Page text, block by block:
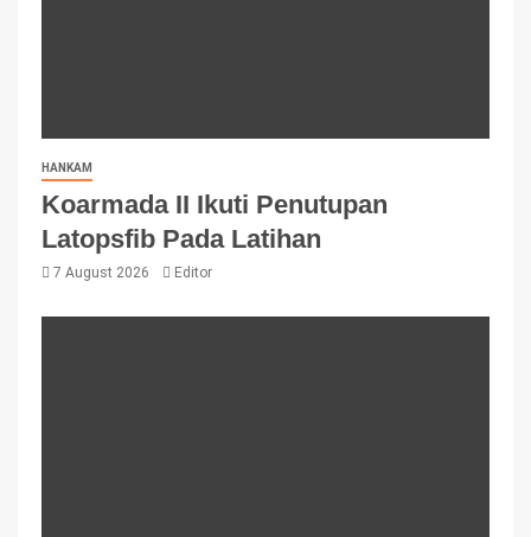
HANKAM
Koarmada II Ikuti Penutupan
Latopsfib Pada Latihan
7 August 2026 Editor